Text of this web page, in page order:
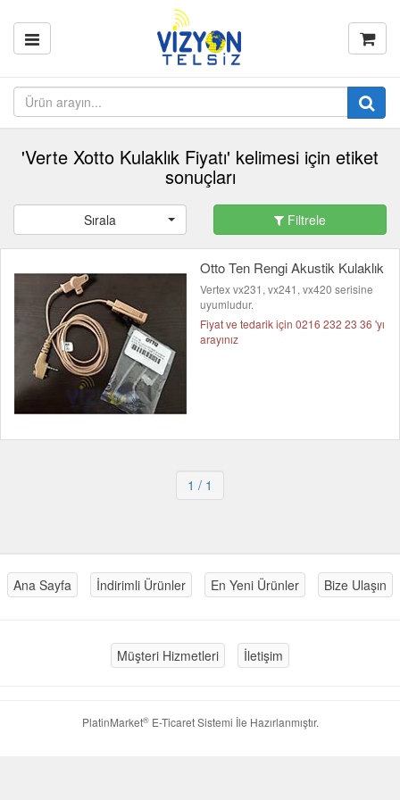
'Verte Xotto Kulaklık Fiyatı' kelimesi için etiket
sonuçları
Sırala Filtrele
Otto Ten Rengi Akustik Kulaklık
Vertex vx231, vx241, vx420 serisine
uyumludur.
Fiyat ve tedarik için 0216 232 23 36 'yı
arayınız
1 / 1
Ana Sayfa İndirimli Ürünler En Yeni Ürünler Bize Ulaşın
Müşteri Hizmetleri İletişim
PlatinMarket®E-Ticaret Sistemi İle Hazırlanmıştır.